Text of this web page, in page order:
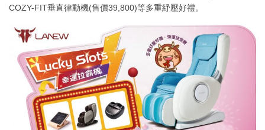
COZY-FIT垂直律動機(售價39,800)等多重紓壓好禮。